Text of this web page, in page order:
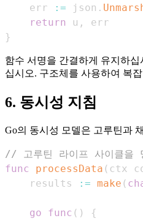
    err
:= json .
return
u ,
}
함수 서명을 간결하게 유지하
십시오. 구조체를 사용하여 복
6. 동시성 지침
Go의 동시성 모델은 고루틴과
// 고루틴 라이프 사이클을
func
processData ( ctx
    results
:= make (
go func ( )
{